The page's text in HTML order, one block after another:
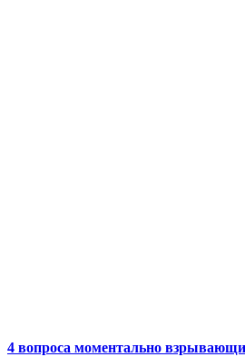
4 вопроса моментально